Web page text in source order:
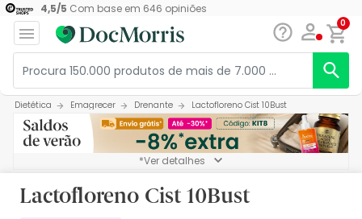
4,5/5 Com base em 646 opiniões
0
Dietética Emagrecer Drenante Lactofloreno Cist 10Bust
*Ver detalhes
Lactofloreno Cist 10Bust